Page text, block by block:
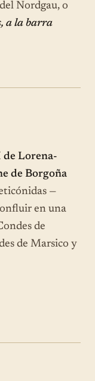
Nordgau, o
a la barra
de Lorena-
de Borgoña
—
en una
de
de Marsico y